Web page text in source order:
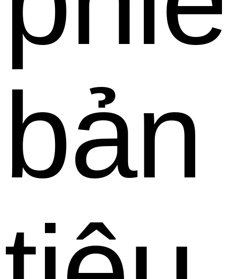
bản